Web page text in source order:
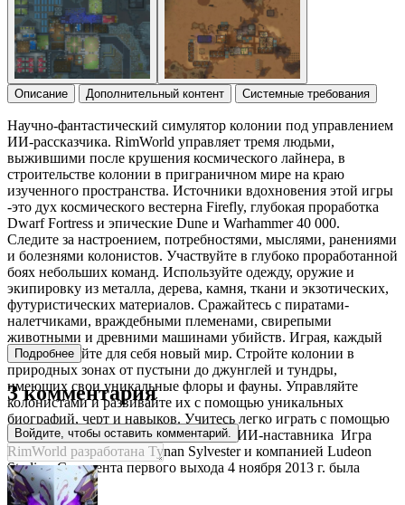
Описание Дополнительный контент Системные требования
Научно-фантастический симулятор колонии под управлением
ИИ-рассказчика. RimWorld управляет тремя людьми,
выжившими после крушения космического лайнера, в
строительстве колонии в приграничном мире на краю
изученного пространства. Источники вдохновения этой игры
-это дух космического вестерна Firefly, глубокая проработка
Dwarf Fortress и эпические Dune и Warhammer 40 000.
Следите за настроением, потребностями, мыслями, ранениями
и болезнями колонистов. Участвуйте в глубоко проработанной
боях небольших команд. Используйте одежду, оружие и
экипировку из металла, дерева, камня, ткани и экзотических,
футуристических материалов. Сражайтесь с пиратами-
налетчиками, враждебными племенами, свирепыми
животными и древними машинами убийств. Играя, каждый
раз открывайте для себя новый мир. Стройте колонии в
природных зонах от пустыни до джунглей и тундры,
имеющих свои уникальные флоры и фауны. Управляйте
колонистами и развивайте их с помощью уникальных
биографий, черт и навыков. Учитесь легко играть с помощью
интеллектуального и ненавязчивого ИИ-наставника Игра
RimWorld разработана Tynan Sylvester и компанией Ludeon
Studios. С момента первого выхода 4 ноября 2013 г. была
улучшена.
Подробнее
3 комментария
Войдите, чтобы оставить комментарий.